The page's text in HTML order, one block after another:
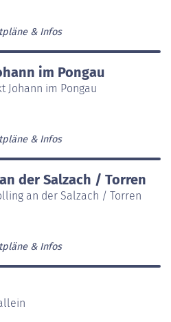
& Infos
im Pongau
Johann im Pongau
& Infos
der Salzach / Torren
an der Salzach / Torren
& Infos